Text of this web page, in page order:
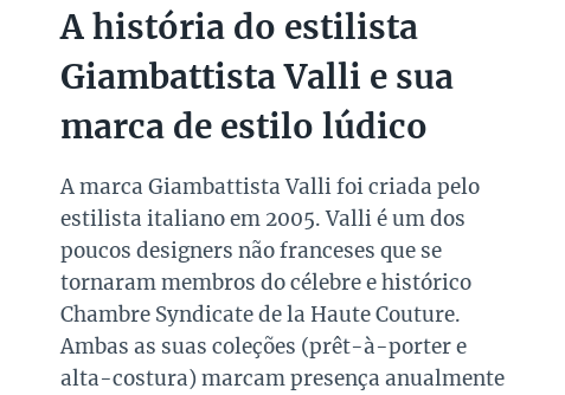
A história do estilista
Giambattista Valli e sua
marca de estilo lúdico
A marca Giambattista Valli foi criada pelo
estilista italiano em 2005. Valli é um dos
poucos designers não franceses que se
tornaram membros do célebre e histórico
Chambre Syndicate de la Haute Couture.
Ambas as suas coleções (prêt-à-porter e
alta-costura) marcam presença anualmente